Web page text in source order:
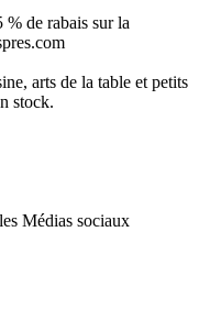
de rabais sur la
arts de la table et petits
stock.
Médias sociaux